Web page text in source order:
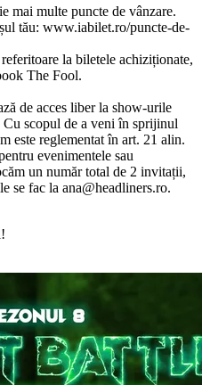
mai multe puncte de vânzare.
tău: www.iabilet.ro/puncte-de-
la biletele achiziționate,
The Fool.
de acces liber la show-urile
scopul de a veni în sprijinul
este reglementat în art. 21 alin.
evenimentele sau
un număr total de 2 invitații,
se fac la ana@headliners.ro.